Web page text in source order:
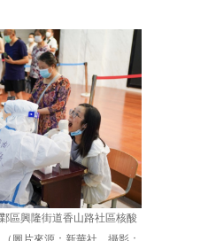
區興隆街道香山路社區核酸